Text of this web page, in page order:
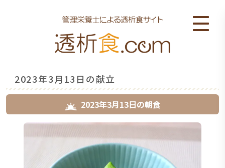
2023年3月13日の献立
2023年3月13日の朝食